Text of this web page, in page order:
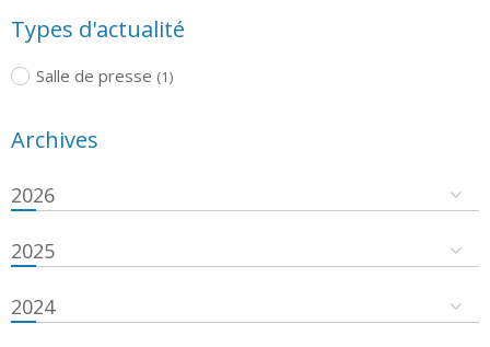
Types d'actualité
Salle de presse (1)
Archives
2026
2025
2024